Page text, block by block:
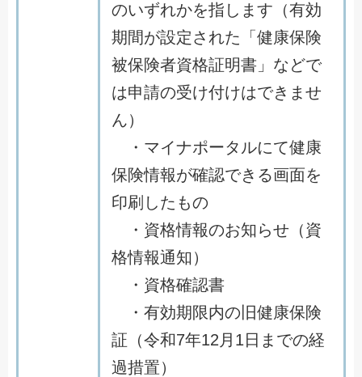
のいずれかを指します（有効
期間が設定された「健康保険
被保険者資格証明書」などで
は申請の受け付けはできませ
ん）
・マイナポータルにて健康
保険情報が確認できる画面を
印刷したもの
・資格情報のお知らせ（資
格情報通知）
・資格確認書
・有効期限内の旧健康保険
証（令和7年12月1日までの経
過措置）